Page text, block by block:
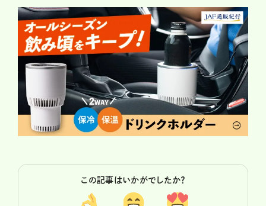
この記事はいかがでしたか？